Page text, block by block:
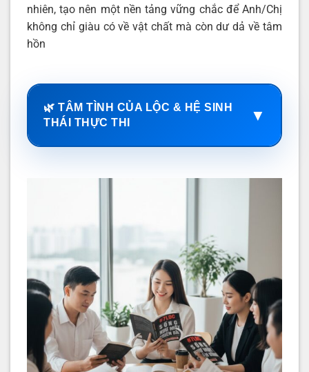
nhiên, tạo nên một nền tảng vững chắc để Anh/Chị
không chỉ giàu có về vật chất mà còn dư dả về tâm
hồn
🌿 TÂM TÌNH CỦA LỘC & HỆ SINH
THÁI THỰC THI
▼